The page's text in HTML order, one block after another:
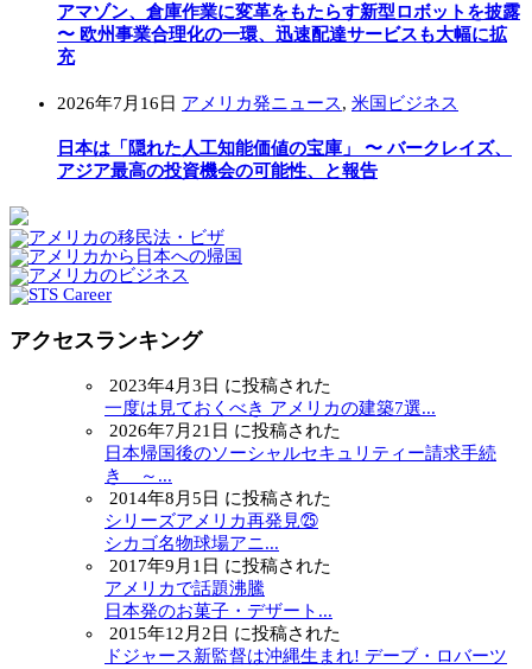
アマゾン、倉庫作業に変革をもたらす新型ロボットを披露
〜 欧州事業合理化の一環、迅速配達サービスも大幅に拡
充
2026年7月16日 アメリカ発ニュース, 米国ビジネス
日本は「隠れた人工知能価値の宝庫」 〜 バークレイズ、
アジア最高の投資機会の可能性、と報告
アクセスランキング
2023年4月3日 に投稿された
一度は見ておくべき アメリカの建築7選...
2026年7月21日 に投稿された
日本帰国後のソーシャルセキュリティー請求手続
き ～...
2014年8月5日 に投稿された
シリーズアメリカ再発見㉕
シカゴ名物球場アニ...
2017年9月1日 に投稿された
アメリカで話題沸騰
日本発のお菓子・デザート...
2015年12月2日 に投稿された
ドジャース新監督は沖縄生まれ! デーブ・ロバーツ